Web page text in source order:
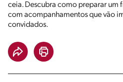
ceia. Descubra como preparar um
com acompanhamentos que vão
convidados.